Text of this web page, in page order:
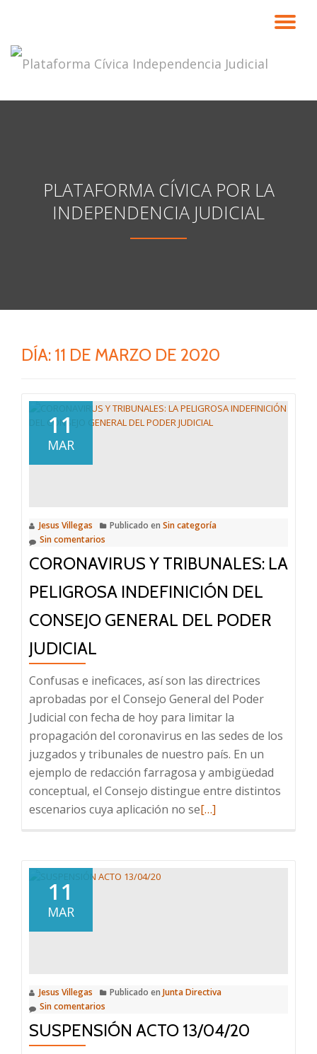
contenido
PLATAFORMA CÍVICA POR LA
INDEPENDENCIA JUDICIAL
DÍA: 11 DE MARZO DE 2020
11
MAR
Jesus Villegas Publicado en Sin categoría
Sin comentarios
CORONAVIRUS Y TRIBUNALES: LA
PELIGROSA INDEFINICIÓN DEL
CONSEJO GENERAL DEL PODER
JUDICIAL
Confusas e ineficaces, así son las directrices
aprobadas por el Consejo General del Poder
Judicial con fecha de hoy para limitar la
propagación del coronavirus en las sedes de los
juzgados y tribunales de nuestro país. En un
ejemplo de redacción farragosa y ambigüedad
conceptual, el Consejo distingue entre distintos
escenarios cuya aplicación no seLeer
CONSEJO
DEL
[…]
11
MAR
Jesus Villegas Publicado en Junta Directiva
Sin comentarios
SUSPENSIÓN ACTO 13/04/20